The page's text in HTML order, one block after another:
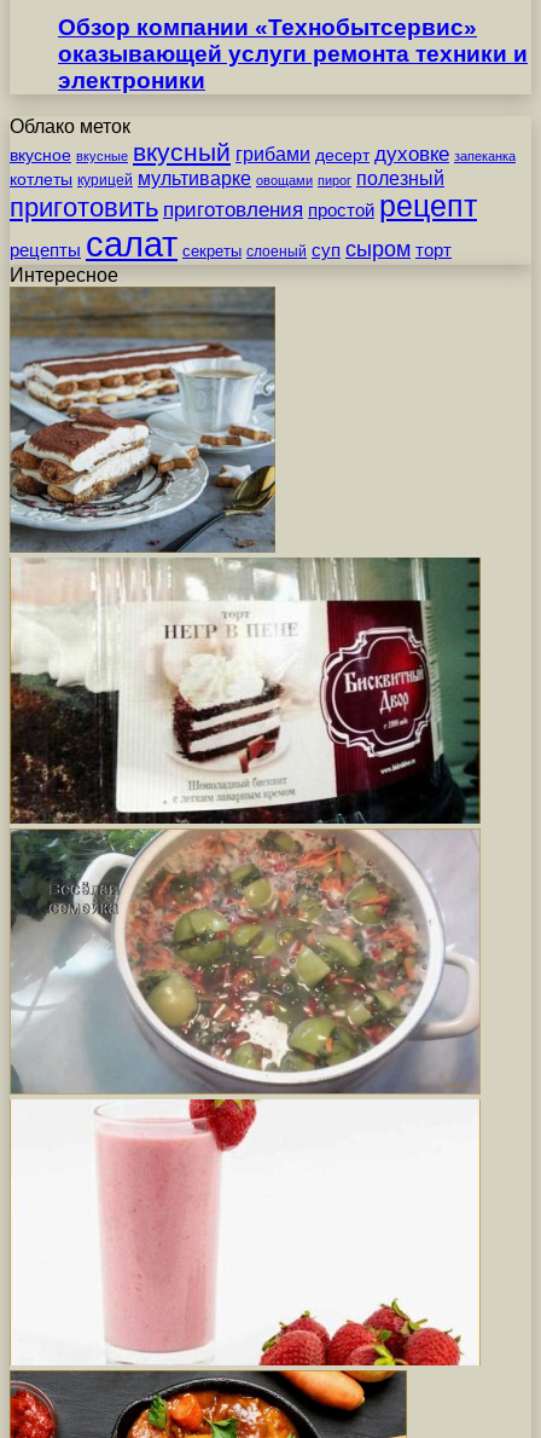
Обзор компании «Технобытсервис»
оказывающей услуги ремонта техники и
электроники
Облако меток
вкусное вкусные вкусный грибами десерт духовке запеканка
котлеты курицей мультиварке овощами пирог полезный
приготовить приготовления простой рецепт
рецепты салат секреты слоеный суп сыром торт
Интересное